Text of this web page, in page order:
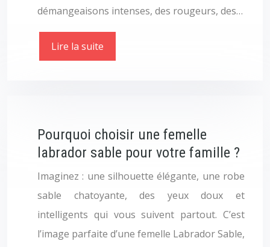
démangeaisons intenses, des rougeurs, des…
Lire la suite
Pourquoi choisir une femelle
labrador sable pour votre famille ?
Imaginez : une silhouette élégante, une robe
sable chatoyante, des yeux doux et
intelligents qui vous suivent partout. C’est
l’image parfaite d’une femelle Labrador Sable,